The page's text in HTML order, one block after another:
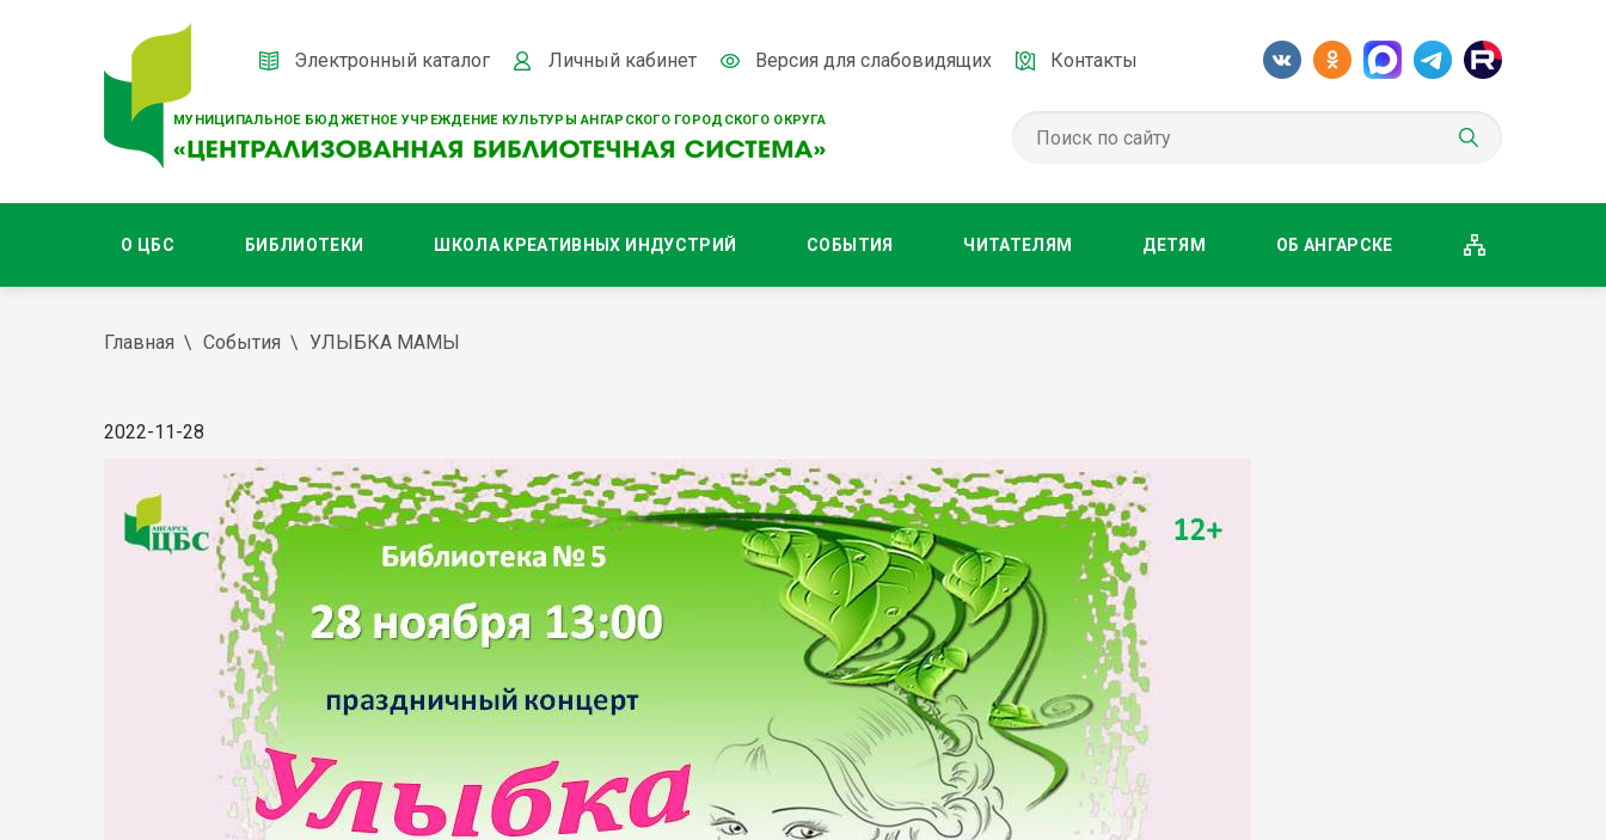
МУНИЦИПАЛЬНОЕ БЮДЖЕТНОЕ УЧРЕЖДЕНИЕ КУЛЬТУРЫ АНГАРСКОГО ГОРОДСКОГО ОКРУГА
Электронный каталог Личный кабинет Версия для слабовидящих Контакты
О ЦБС БИБЛИОТЕКИ ШКОЛА КРЕАТИВНЫХ ИНДУСТРИЙ СОБЫТИЯ ЧИТАТЕЛЯМ ДЕТЯМ ОБ АНГАРСКЕ
Главная События УЛЫБКА МАМЫ
2022-11-28